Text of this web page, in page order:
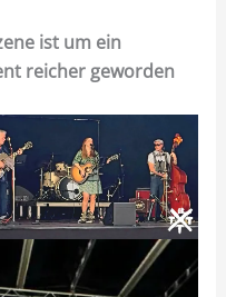
ist um ein
reicher geworden